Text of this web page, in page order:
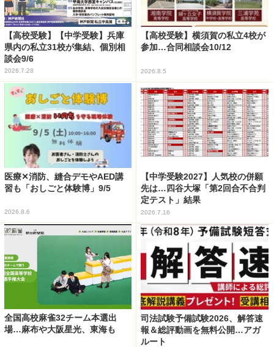
【高校受験】【中学受験】兵庫
県内の私立31校が集結、個別相
談会9/6
2026.7.28
【高校受験】横須賀の私立4校が
参加…合同相談会10/12
2026.8.5
医療✕消防、縫合デモやAED講
習も「おしごと体験博」9/5
2026.8.6
【中学受験2027】人気校の併願
先は…四谷大塚「第2回合不合判
定テスト」結果
2026.7.16
全国高校麻雀32チーム本選出
場…麻布や大阪星光、東海も
司法試験予備試験2026、解答速
報＆総評動画を無料公開…アガ
ルート